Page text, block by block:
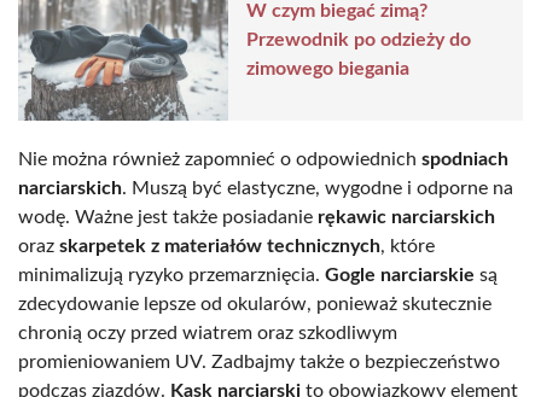
W czym biegać zimą?
Przewodnik po odzieży do
zimowego biegania
Nie można również zapomnieć o odpowiednich spodniach
narciarskich. Muszą być elastyczne, wygodne i odporne na
wodę. Ważne jest także posiadanie rękawic narciarskich
oraz skarpetek z materiałów technicznych, które
minimalizują ryzyko przemarznięcia. Gogle narciarskie są
zdecydowanie lepsze od okularów, ponieważ skutecznie
chronią oczy przed wiatrem oraz szkodliwym
promieniowaniem UV. Zadbajmy także o bezpieczeństwo
podczas zjazdów. Kask narciarski to obowiązkowy element